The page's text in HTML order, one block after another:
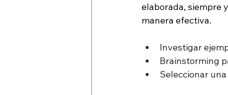
elaborada, siempre
manera efectiva.
Investigar
Brainstorming
Seleccionar